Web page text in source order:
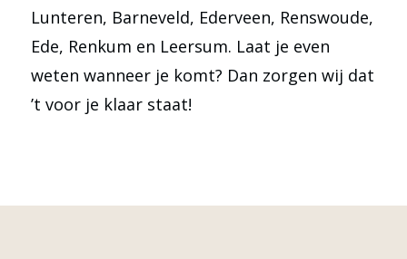
Lunteren, Barneveld, Ederveen, Renswoude,
Ede, Renkum en Leersum. Laat je even
weten wanneer je komt? Dan zorgen wij dat
’t voor je klaar staat!